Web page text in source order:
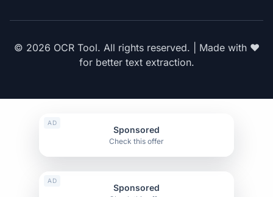
© 2026 OCR Tool. All rights reserved. | Made with ❤️
for better text extraction.
AD
Sponsored
Check this offer
AD
Sponsored